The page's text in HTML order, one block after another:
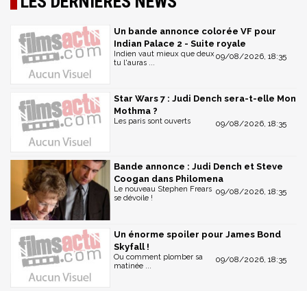
Un bande annonce colorée VF pour
Indian Palace 2 - Suite royale
09/08/2026, 18:35
Indien vaut mieux que deux
tu l'auras ...
Star Wars 7 : Judi Dench sera-t-elle Mon
Mothma ?
09/08/2026, 18:35
Les paris sont ouverts
Bande annonce : Judi Dench et Steve
Coogan dans Philomena
09/08/2026, 18:35
Le nouveau Stephen Frears
se dévoile !
Un énorme spoiler pour James Bond
Skyfall !
09/08/2026, 18:35
Ou comment plomber sa
matinée ...